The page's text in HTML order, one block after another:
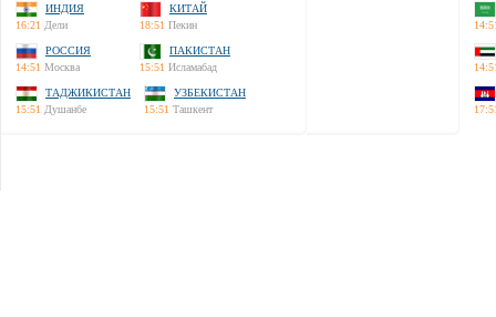
ИНДИЯ
16:21 Дели
КИТАЙ
18:51 Пекин
РОССИЯ
14:51 Москва
ПАКИСТАН
15:51 Исламабад
ТАДЖИКИСТАН
15:51 Душанбе
УЗБЕКИСТАН
15:51 Ташкент